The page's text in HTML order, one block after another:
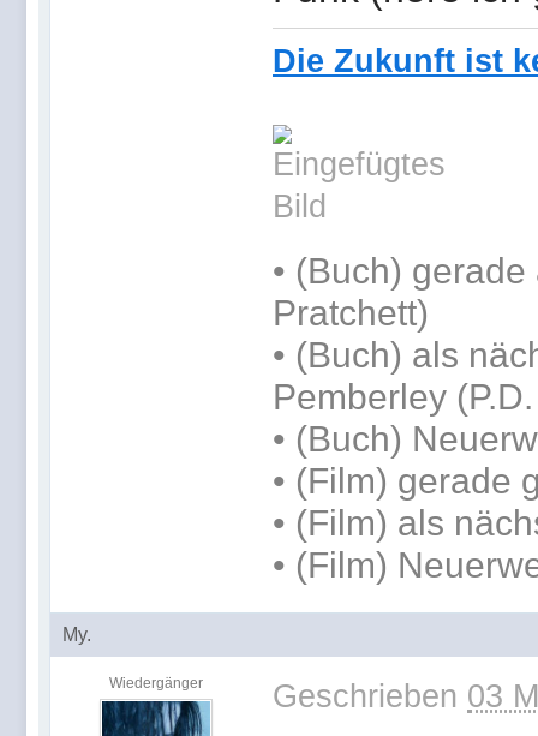
Die Zukunft ist
• (Buch) gerade
Pratchett)
• (Buch) als
Pemberley
• (Buch)
• (Film) gerade
• (Film) als
• (Film)
My.
Wiedergänger Geschrieben 03